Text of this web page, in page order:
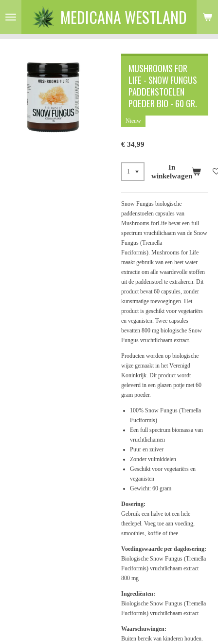
direct
de
MEDICANA WESTLAND
MUSHROOMS FOR
LIFE - SNOW FUNGUS
PADDENSTOELEN
POEDER BIO - 60 GR.
Nieuw
€ 34,99
In
winkelwagen
Snow Fungus biologische
paddenstoelen capsules van
Mushrooms forLife bevat een full
spectrum vruchtlichaam van de Snow
Fungus (Tremella
Fuciformis). Mushrooms for Life
maakt gebruik van een heet water
extractie om alle waardevolle stoffen
uit de paddenstoel te extraheren. Dit
product bevat 60 capsules, zonder
kunstmatige toevoegingen. Het
product is geschikt voor vegetariërs
en veganisten. Twee capsules
bevatten 800 mg biologische Snow
Fungus vruchtlichaam extract.
Producten worden op biologische
wijze gemaakt in het Verenigd
Koninkrijk. Dit product wordt
geleverd in een glazen potje met 60
gram poeder.
100% Snow Fungus (Tremella
Fuciformis)
Een full spectrum biomassa van
vruchtlichamen
Puur en zuiver
Zonder vulmiddelen
Geschikt voor vegetariërs en
veganisten
Gewicht: 60 gram
Dosering:
Gebruik een halve tot een hele
theelepel. Voeg toe aan voeding,
smoothies, koffie of thee.
Voedingswaarde per dagdosering:
Biologische Snow Fungus (Tremella
Fuciformis) vruchtlichaam extract
800 mg
Ingrediënten:
Biologische Snow Fungus (Tremella
Fuciformis) vruchtlichaam extract
Waarschuwingen:
Buiten bereik van kinderen houden.